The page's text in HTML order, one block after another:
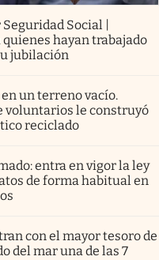
Social |
hayan trabajado
jubilación
un terreno vacío.
voluntarios le construyó
reciclado
entra en vigor la ley
de forma habitual en
con el mayor tesoro de
del mar una de las 7